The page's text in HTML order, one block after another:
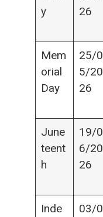
y
26
Mem
orial
Day
25/0
5/20
26
June
teent
h
19/0
6/20
26
Inde
03/0